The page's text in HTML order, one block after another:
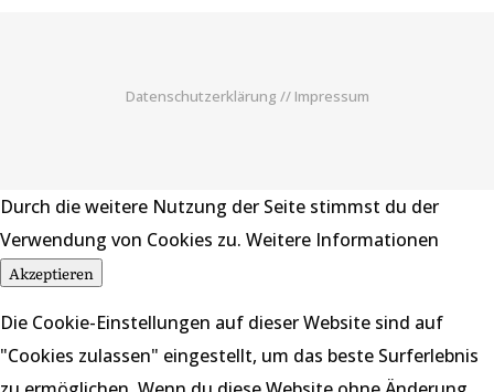
Datenschutzerklärung // Impressum
Durch die weitere Nutzung der Seite stimmst du der
Verwendung von Cookies zu. Weitere Informationen
Akzeptieren
Die Cookie-Einstellungen auf dieser Website sind auf
"Cookies zulassen" eingestellt, um das beste Surferlebnis